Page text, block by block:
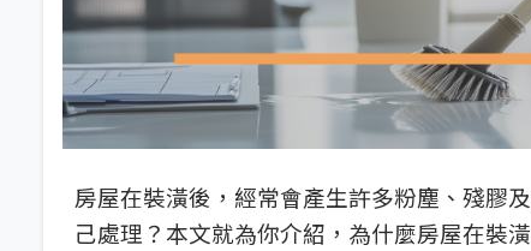
房屋在裝潢後，經常會產生許多粉塵、殘膠
己處理？本文就為你介紹，為什麼房屋在裝